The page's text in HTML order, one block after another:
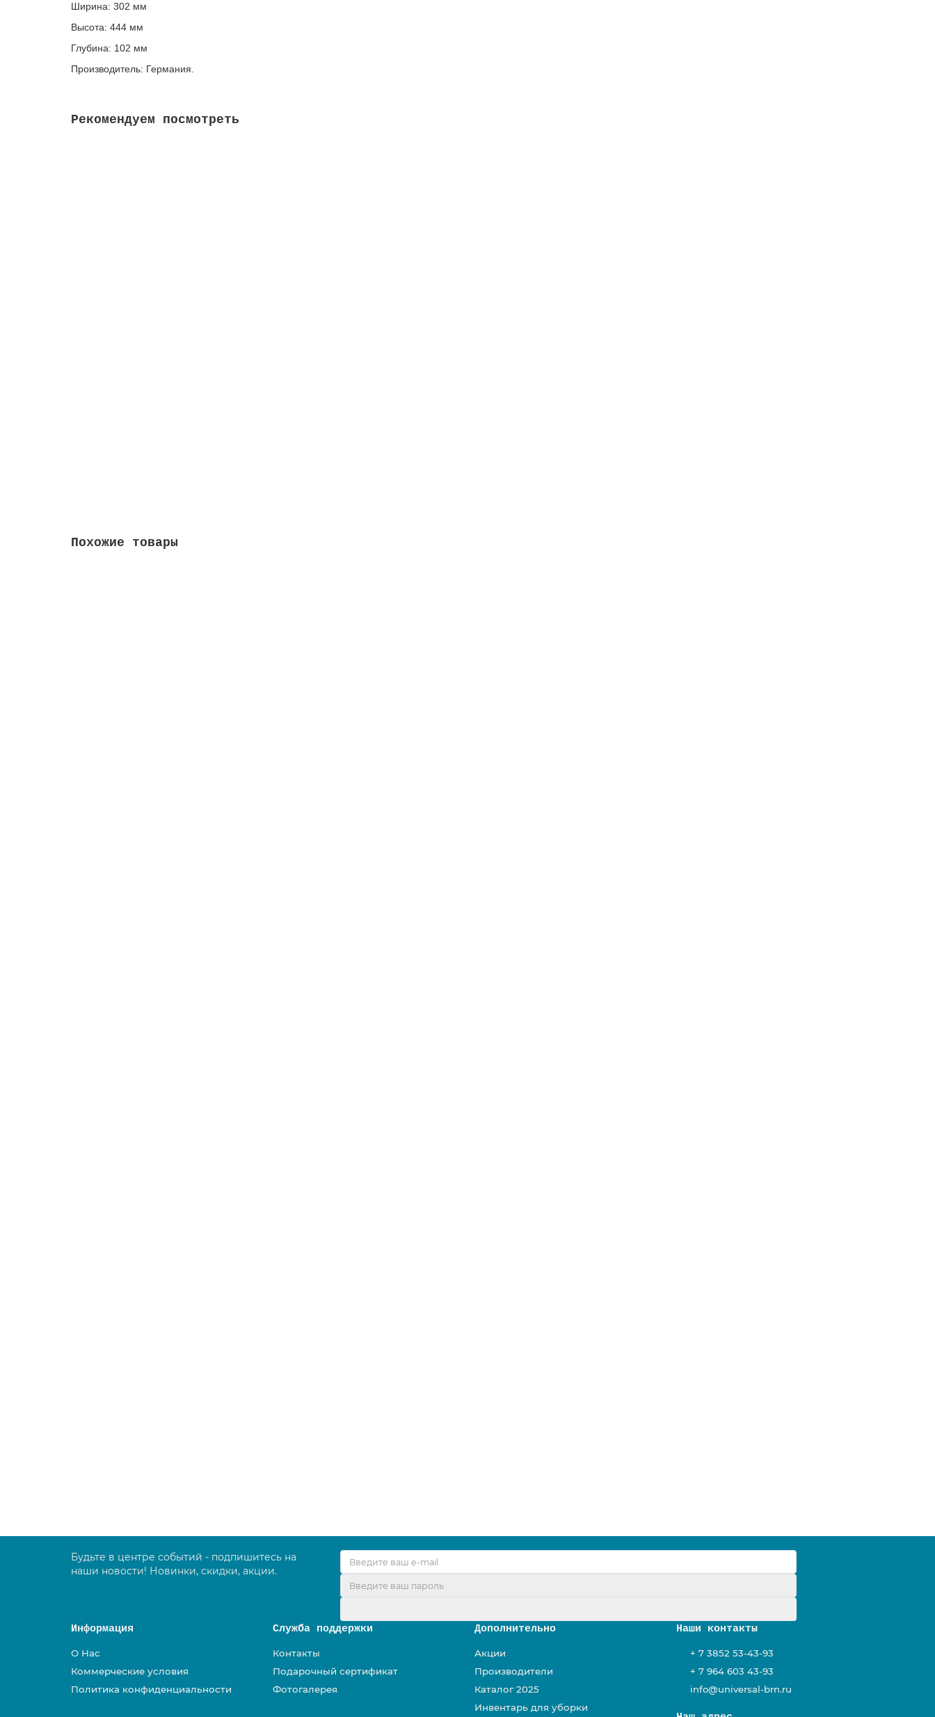
Ширина: 302 мм
Высота: 444 мм
Глубина: 102 мм
Производитель: Германия.
Рекомендуем посмотреть
Похожие товары
Будьте в центре событий - подпишитесь на
наши новости! Новинки, скидки, акции.
Информация
О Нас
Коммерческие условия
Политика конфиденциальности
Служба поддержки
Контакты
Подарочный сертификат
Фотогалерея
Дополнительно
Акции
Производители
Каталог 2025
Инвентарь для уборки
Наши контакты
+ 7 3852 53-43-93
+ 7 964 603 43-93
info@universal-brn.ru